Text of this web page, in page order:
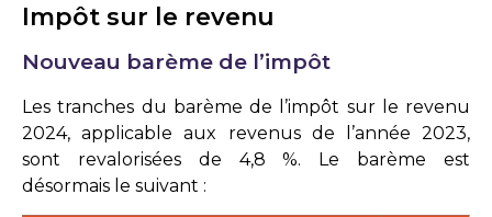
Impôt sur le revenu
Nouveau barème de l’impôt
Les tranches du barème de l’impôt sur le revenu
2024, applicable aux revenus de l’année 2023,
sont revalorisées de 4,8 %. Le barème est
désormais le suivant :